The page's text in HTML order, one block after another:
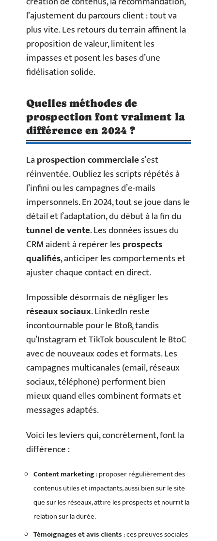
l’ajustement du parcours client : tout va
plus vite. Les retours du terrain affinent la
proposition de valeur, limitent les
impasses et posent les bases d’une
fidélisation solide.
Quelles méthodes de
prospection font vraiment la
différence en 2024 ?
Laprospection commerciales’est
réinventée. Oubliez les scripts répétés à
l’infini ou les campagnes d’e-mails
impersonnels. En 2024, tout se joue dans le
détail et l’adaptation, du début à la fin du
tunnel de vente. Les données issues du
CRM aident à repérer lesprospects
qualifiés, anticiper les comportements et
ajuster chaque contact en direct.
Impossible désormais de négliger les
réseaux sociaux. LinkedIn reste
incontournable pour le BtoB, tandis
qu’Instagram et TikTok bousculent le BtoC
avec de nouveaux codes et formats. Les
campagnes multicanales (email, réseaux
sociaux, téléphone) performent bien
mieux quand elles combinent formats et
messages adaptés.
Voici les leviers qui, concrètement, font la
différence :
Content marketing: proposer régulièrement des
contenus utiles et impactants, aussi bien sur le site
que sur les réseaux, attire les prospects et nourrit la
relation sur la durée.
Témoignages et avis clients: ces preuves sociales